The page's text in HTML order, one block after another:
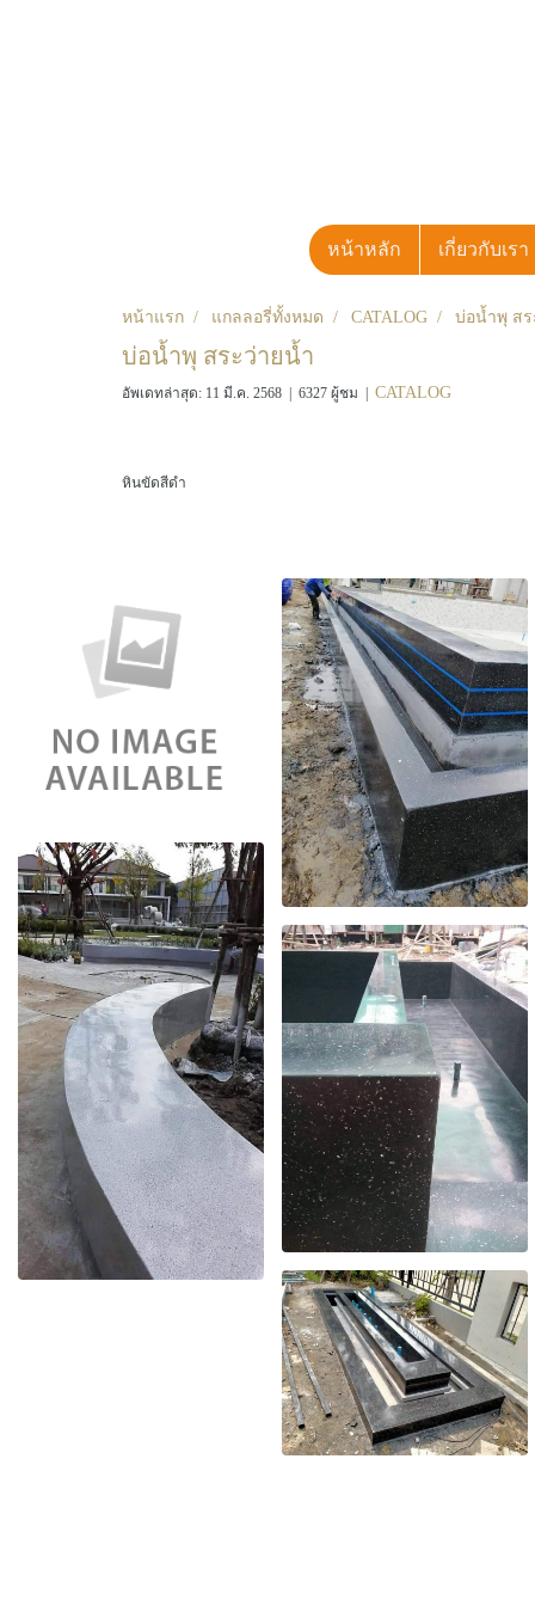
หน้าหลัก เกี่ยวกับเรา
หน้าแรก แกลลอรี่ทั้งหมด CATALOG บ่อน้ำพุ ส
บ่อน้ำพุ สระว่ายน้ำ
อัพเดทล่าสุด: 11 มี.ค. 2568 | 6327 ผู้ชม | CATALOG
หินขัดสีดำ